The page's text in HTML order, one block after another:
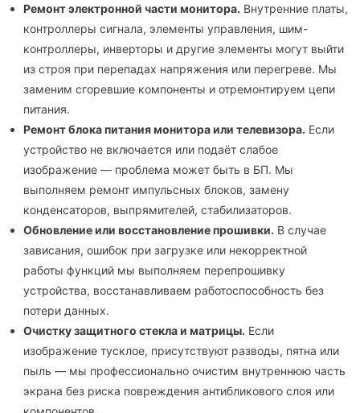
Ремонт электронной части монитора. Внутренние платы,
контроллеры сигнала, элементы управления, шим-
контроллеры, инверторы и другие элементы могут выйти
из строя при перепадах напряжения или перегреве. Мы
заменим сгоревшие компоненты и отремонтируем цепи
питания.
Ремонт блока питания монитора или телевизора. Если
устройство не включается или подаёт слабое
изображение — проблема может быть в БП. Мы
выполняем ремонт импульсных блоков, замену
конденсаторов, выпрямителей, стабилизаторов.
Обновление или восстановление прошивки. В случае
зависания, ошибок при загрузке или некорректной
работы функций мы выполняем перепрошивку
устройства, восстанавливаем работоспособность без
потери данных.
Очистку защитного стекла и матрицы. Если
изображение тусклое, присутствуют разводы, пятна или
пыль — мы профессионально очистим внутреннюю часть
экрана без риска повреждения антибликового слоя или